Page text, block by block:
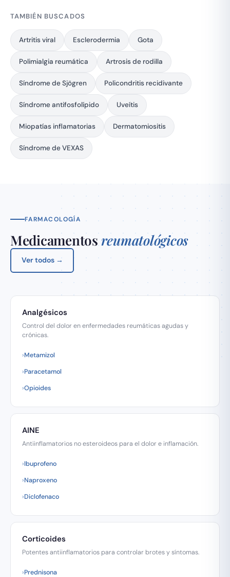
TAMBIÉN BUSCADOS
Artritis viral Esclerodermia Gota
Polimialgia reumática Artrosis de rodilla
Síndrome de Sjögren Policondritis recidivante
Síndrome antifosfolípido Uveítis
Miopatías inflamatorias Dermatomiositis
Síndrome de VEXAS
FARMACOLOGÍA
Medicamentosreumatológicos
Ver todos →
Analgésicos
Control del dolor en enfermedades reumáticas agudas y
crónicas.
Metamizol
Paracetamol
Opioides
AINE
Antiinflamatorios no esteroideos para el dolor e inflamación.
Ibuprofeno
Naproxeno
Diclofenaco
Corticoides
Potentes antiinflamatorios para controlar brotes y síntomas.
Prednisona